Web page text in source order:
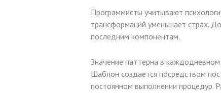
Программисты учитывают
трансформаций уменьшает страх.
последним компонентам.
Значение паттерна в каждодневном
Шаблон создается посредством
постоянном выполнении процедур.